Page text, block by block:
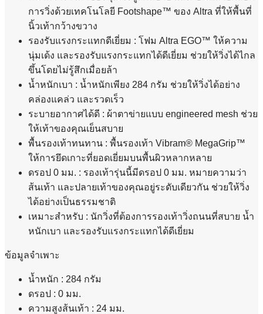
การวิ่งด้วยเทคโนโลยี Footshape™ ของ Altra ที่ให้พื้นที่
นิ้วเท้ากว้างขวาง
รองรับแรงกระแทกดีเยี่ยม : โฟม Altra EGO™ ให้ความ
นุ่มเด้ง และรองรับแรงกระแทกได้ดีเยี่ยม ช่วยให้วิ่งได้ไกล
ขึ้นโดยไม่รู้สึกเมื่อยล้า
น้ำหนักเบา : น้ำหนักเพียง 284 กรัม ช่วยให้วิ่งได้อย่าง
คล่องแคล่ว และรวดเร็ว
ระบายอากาศได้ดี : ผ้าตาข่ายแบบ engineered mesh ช่วย
ให้เท้าของคุณเย็นสบาย
พื้นรองเท้าทนทาน : พื้นรองเท้า Vibram® MegaGrip™
ให้การยึดเกาะที่ยอดเยี่ยมบนพื้นผิวหลากหลาย
ดรอป 0 มม. : รองเท้ารุ่นนี้มีดรอป 0 มม. หมายความว่า
ส้นเท้า และปลายเท้าของคุณอยู่ระดับเดียวกัน ช่วยให้วิ่ง
ได้อย่างเป็นธรรมชาติ
เหมาะสำหรับ : นักวิ่งที่ต้องการรองเท้าวิ่งถนนที่สบาย น้ำ
หนักเบา และรองรับแรงกระแทกได้ดีเยี่ยม
ข้อมูลจำเพาะ
น้ำหนัก : 284 กรัม
ดรอป : 0 มม.
ความสูงส้นเท้า : 24 มม.